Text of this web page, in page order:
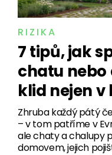
RIZIKA
7 tipů, jak
chatu
klid nejen v
Zhruba každý pátý
– v tom patříme v
ale chaty a chalupy
domovem, jejich